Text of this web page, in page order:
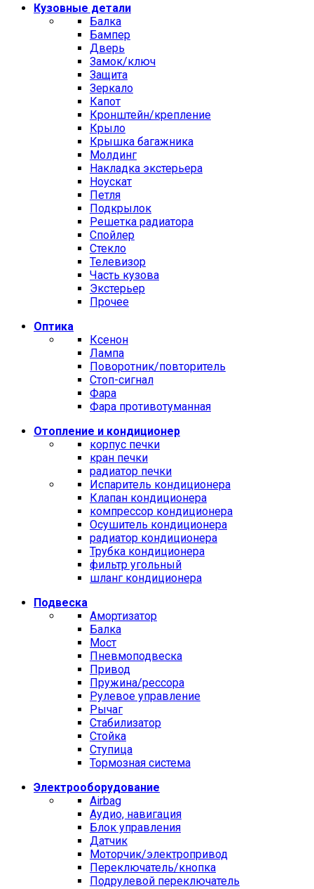
Кузовные детали
Балка
Бампер
Дверь
Замок/ключ
Защита
Зеркало
Капот
Кронштейн/крепление
Крыло
Крышка багажника
Молдинг
Накладка экстерьера
Ноускат
Петля
Подкрылок
Решетка радиатора
Спойлер
Стекло
Телевизор
Часть кузова
Экстерьер
Прочее
Оптика
Ксенон
Лампа
Поворотник/повторитель
Стоп-сигнал
Фара
Фара противотуманная
Отопление и кондиционер
корпус печки
кран печки
радиатор печки
Испаритель кондиционера
Клапан кондиционера
компрессор кондиционера
Осушитель кондиционера
радиатор кондиционера
Трубка кондиционера
фильтр угольный
шланг кондиционера
Подвеска
Амортизатор
Балка
Мост
Пневмоподвеска
Привод
Пружина/рессора
Рулевое управление
Рычаг
Стабилизатор
Стойка
Ступица
Тормозная система
Электрооборудование
Airbag
Аудио, навигация
Блок управления
Датчик
Моторчик/электропривод
Переключатель/кнопка
Подрулевой переключатель